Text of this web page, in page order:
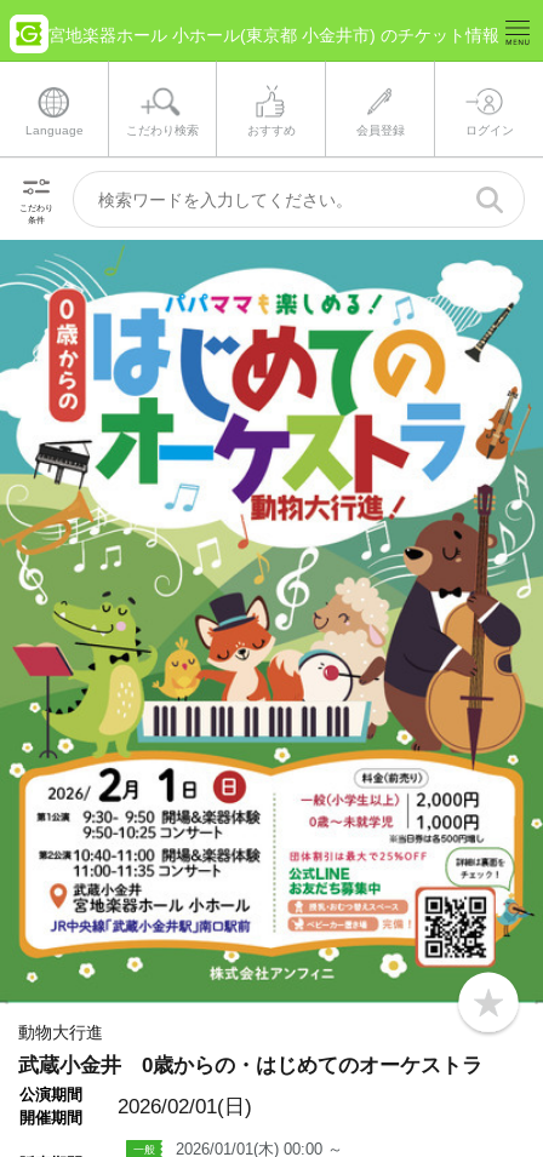
宮地楽器ホール 小ホール(東京都 小金井市) のチケット情報
Language こだわり検索 おすすめ 会員登録 ログイン
こだわり
条件
b
o
動物大行進
武蔵小金井 0歳からの・はじめてのオーケストラ
公演期間
開催期間
2026/02/01(日)
2026/01/01(木) 00:00 ～